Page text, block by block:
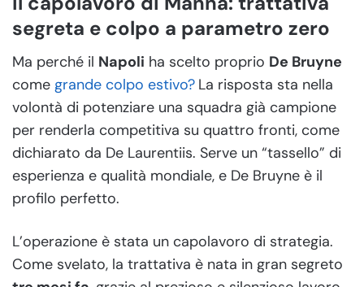
segreta e colpo a parametro zero
Ma perché il Napoli ha scelto proprio De Bruyne
come grande colpo estivo? La risposta sta nella
volontà di potenziare una squadra già campione
per renderla competitiva su quattro fronti, come
dichiarato da De Laurentiis. Serve un “tassello” di
esperienza e qualità mondiale, e De Bruyne è il
profilo perfetto.
L’operazione è stata un capolavoro di strategia.
Come svelato, la trattativa è nata in gran segreto